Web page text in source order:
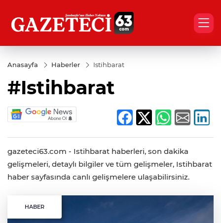
Anasayfa Haberler Istihbarat
#Istihbarat
gazeteci63.com - Istihbarat haberleri, son dakika
gelişmeleri, detaylı bilgiler ve tüm gelişmeler, Istihbarat
haber sayfasında canlı gelişmelere ulaşabilirsiniz.
HABER